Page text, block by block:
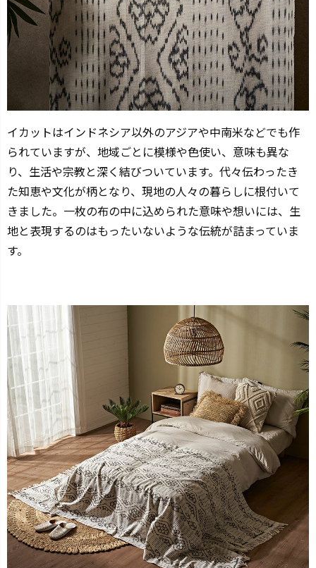
イカットはインドネシア以外のアジアや中南米などでも作
られていますが、地域ごとに模様や色使い、意味も異な
り、生活や宗教と深く結びついています。代々伝わったき
た知恵や文化が柄となり、現地の人々の暮らしに根付いて
きました。一枚の布の中に込められた意味や想いには、生
地と表現するのはもったいないような伝統が詰まっていま
す。